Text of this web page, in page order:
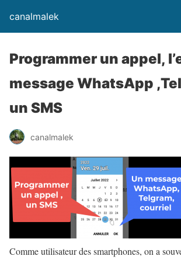
canalmalek
Programmer un appel,
message WhatsApp
un SMS
canalmalek
Comme utilisateur des smartphones, on a